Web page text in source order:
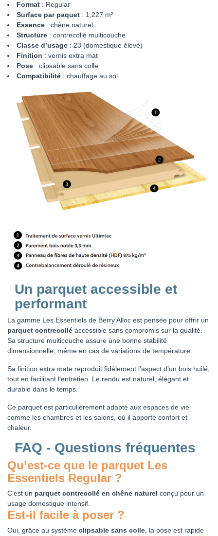
Format : Regular
Surface par paquet : 1,227 m²
Essence : chêne naturel
Structure : contrecollé multicouche
Classe d’usage : 23 (domestique élevé)
Finition : vernis extra mat
Pose : clipsable sans colle
Compatibilité : chauffage au sol
Un parquet accessible et
performant
La gamme Les Essentiels de Berry Alloc est pensée pour offrir un
parquet contrecollé accessible sans compromis sur la qualité.
Sa structure multicouche assure une bonne stabilité
dimensionnelle, même en cas de variations de température.
Sa finition extra mate reproduit fidèlement l’aspect d’un bois huilé,
tout en facilitant l’entretien. Le rendu est naturel, élégant et
durable dans le temps.
Ce parquet est particulièrement adapté aux espaces de vie
comme les chambres et les salons, où il apporte confort et
chaleur.
FAQ - Questions fréquentes
Qu’est-ce que le parquet Les
Essentiels Regular ?
C’est un parquet contrecollé en chêne naturel conçu pour un
usage domestique intensif.
Est-il facile à poser ?
Oui, grâce au système clipsable sans colle , la pose est rapide